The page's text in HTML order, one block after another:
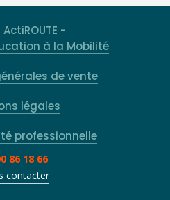
-
à la Mobilité
de vente
légales
professionnelle
86 18 66
contacter